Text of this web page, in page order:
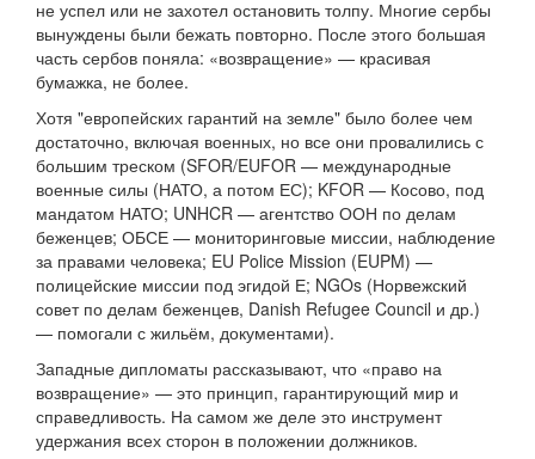
не успел или не захотел остановить толпу. Многие сербы
вынуждены были бежать повторно. После этого большая
часть сербов поняла: «возвращение» — красивая
бумажка, не более.
Хотя "европейских гарантий на земле" было более чем
достаточно, включая военных, но все они провалились с
большим треском (SFOR/EUFOR — международные
военные силы (НАТО, а потом ЕС); KFOR — Косово, под
мандатом НАТО; UNHCR — агентство ООН по делам
беженцев; ОБСЕ — мониторинговые миссии, наблюдение
за правами человека; EU Police Mission (EUPM) —
полицейские миссии под эгидой Е; NGOs (Норвежский
совет по делам беженцев, Danish Refugee Council и др.)
— помогали с жильём, документами).
Западные дипломаты рассказывают, что «право на
возвращение» — это принцип, гарантирующий мир и
справедливость. На самом же деле это инструмент
удержания всех сторон в положении должников.